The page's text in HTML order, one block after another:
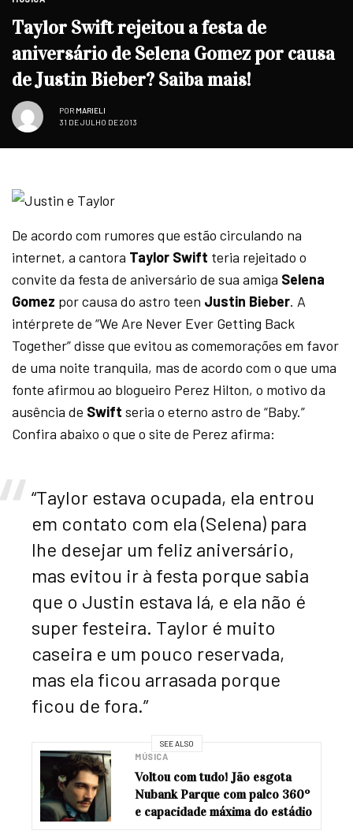
Taylor Swift rejeitou a festa de
aniversário de Selena Gomez por causa
de Justin Bieber? Saiba mais!
POR MARIELI
31 DE JULHO DE 2013
De acordo com rumores que estão circulando na
internet, a cantora Taylor Swift teria rejeitado o
convite da festa de aniversário de sua amiga Selena
Gomez por causa do astro teen Justin Bieber. A
intérprete de “We Are Never Ever Getting Back
Together” disse que evitou as comemorações em favor
de uma noite tranquila, mas de acordo com o que uma
fonte afirmou ao blogueiro Perez Hilton, o motivo da
ausência de Swift seria o eterno astro de “Baby.”
Confira abaixo o que o site de Perez afirma:
“Taylor estava ocupada, ela entrou
em contato com ela (Selena) para
lhe desejar um feliz aniversário,
mas evitou ir à festa porque sabia
que o Justin estava lá, e ela não é
super festeira. Taylor é muito
caseira e um pouco reservada,
mas ela ficou arrasada porque
ficou de fora.”
SEE ALSO
MÚSICA
Voltou com tudo! Jão esgota
Nubank Parque com palco 360º
e capacidade máxima do estádio